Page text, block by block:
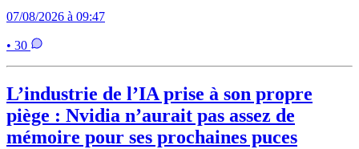
07/08/2026 à 09:47
• 30
L’industrie de l’IA prise à son propre
piège : Nvidia n’aurait pas assez de
mémoire pour ses prochaines puces